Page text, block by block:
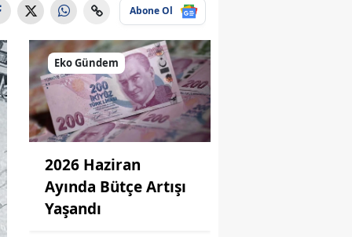
Abone Ol
Eko Gündem
2026 Haziran
Ayında Bütçe Artışı
Yaşandı